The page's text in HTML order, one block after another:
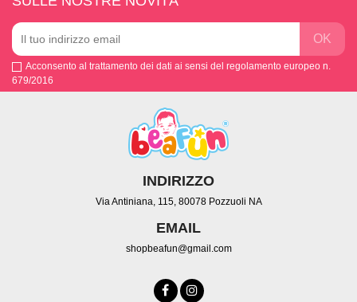
Acconsento al trattamento dei dati ai sensi del regolamento europeo n.
679/2016
INDIRIZZO
Via Antiniana, 115, 80078 Pozzuoli NA
EMAIL
shopbeafun@gmail.com